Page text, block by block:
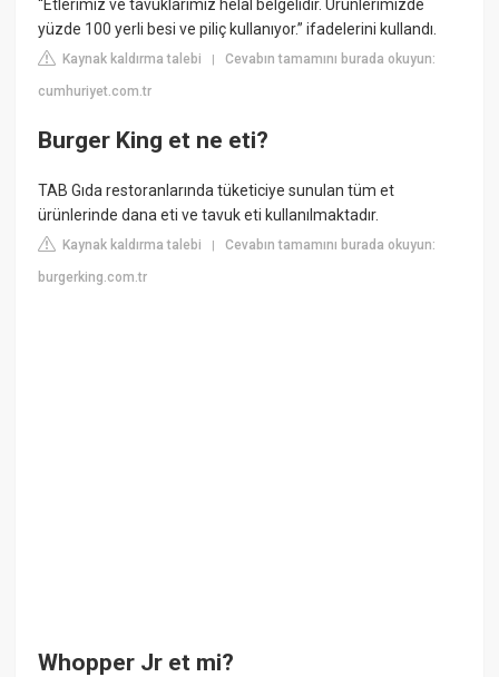
“Etlerimiz ve tavuklarımız helal belgelidir. Ürünlerimizde
yüzde 100 yerli besi ve piliç kullanıyor.” ifadelerini kullandı.
Kaynak kaldırma talebi |Cevabın tamamını burada okuyun:
cumhuriyet.com.tr
Burger King et ne eti?
TAB Gıda restoranlarında tüketiciye sunulan tüm et
ürünlerinde dana eti ve tavuk eti kullanılmaktadır.
Kaynak kaldırma talebi |Cevabın tamamını burada okuyun:
burgerking.com.tr
Whopper Jr et mi?